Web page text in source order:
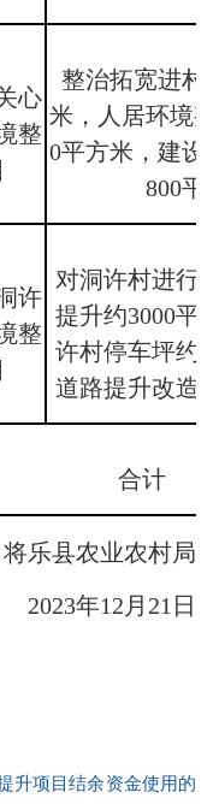
心
整
整治拓宽进村
米，人居环境
0平方米，建设
800平
许
整
对洞许村进行
提升约3000平
许村停车坪约
道路提升改造
合计
县农业农村局
2023年12月21日
升项目结余资金使用的